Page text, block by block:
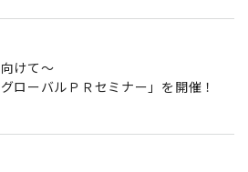
けて〜
ローバルＰＲセミナー」を開催！